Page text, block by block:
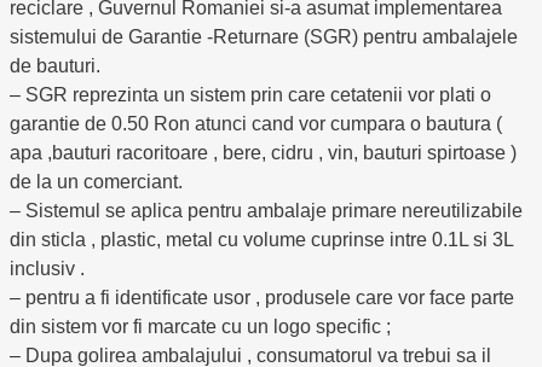
reciclare , Guvernul Romaniei si-a asumat implementarea
sistemului de Garantie -Returnare (SGR) pentru ambalajele
de bauturi.
– SGR reprezinta un sistem prin care cetatenii vor plati o
garantie de 0.50 Ron atunci cand vor cumpara o bautura (
apa ,bauturi racoritoare , bere, cidru , vin, bauturi spirtoase )
de la un comerciant.
– Sistemul se aplica pentru ambalaje primare nereutilizabile
din sticla , plastic, metal cu volume cuprinse intre 0.1L si 3L
inclusiv .
– pentru a fi identificate usor , produsele care vor face parte
din sistem vor fi marcate cu un logo specific ;
– Dupa golirea ambalajului , consumatorul va trebui sa il